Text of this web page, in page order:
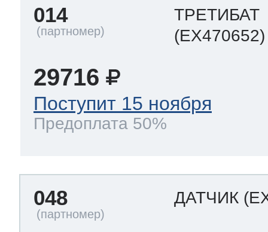
014
ТРЕТИБАТ
(EX470652)
29716
Поступит 15 ноября
Предоплата 50%
048 ДАТЧИК